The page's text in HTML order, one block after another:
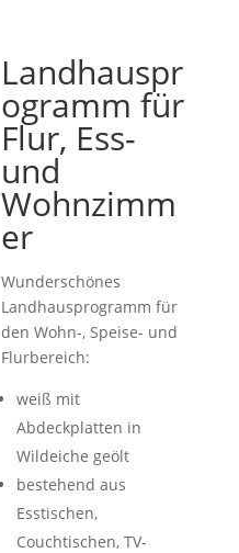
Landhauspr
ogramm für
Flur, Ess-
und
Wohnzimm
er
Wunderschönes
Landhausprogramm für
den Wohn-, Speise- und
Flurbereich:
weiß mit
Abdeckplatten in
Wildeiche geölt
bestehend aus
Esstischen,
Couchtischen, TV-